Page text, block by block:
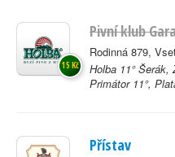
Pivní klub
Rodinná 879,
Holba 11° Šerák,
Primátor 11°,
15 Kč
Přístav